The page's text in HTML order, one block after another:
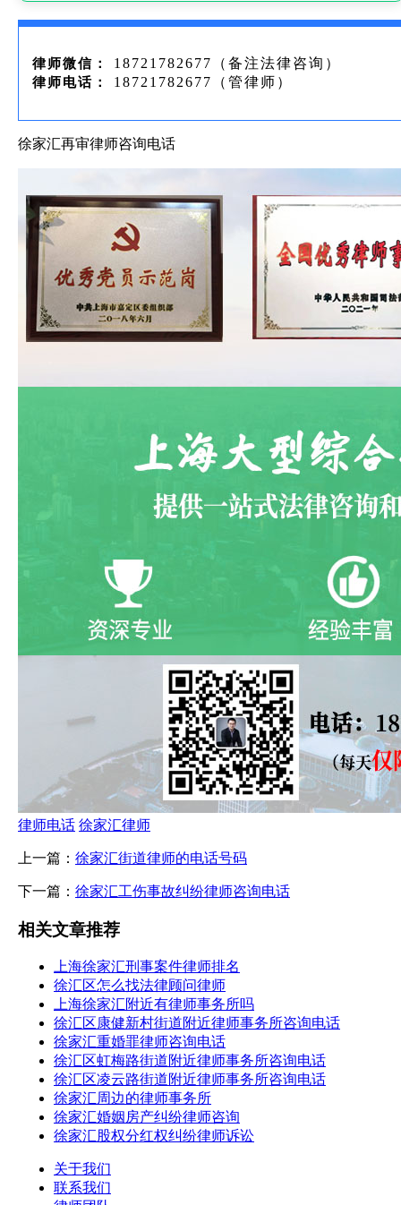
律师微信： 18721782677（备注法律咨询）
律师电话： 18721782677（管律师）
徐家汇再审律师咨询电话
律师电话 徐家汇律师
上一篇： 徐家汇街道律师的电话号码
下一篇： 徐家汇工伤事故纠纷律师咨询电话
相关文章推荐
上海徐家汇刑事案件律师排名
徐汇区怎么找法律顾问律师
上海徐家汇附近有律师事务所吗
徐汇区康健新村街道附近律师事务所咨询电话
徐家汇重婚罪律师咨询电话
徐汇区虹梅路街道附近律师事务所咨询电话
徐汇区凌云路街道附近律师事务所咨询电话
徐家汇周边的律师事务所
徐家汇婚姻房产纠纷律师咨询
徐家汇股权分红权纠纷律师诉讼
关于我们
联系我们